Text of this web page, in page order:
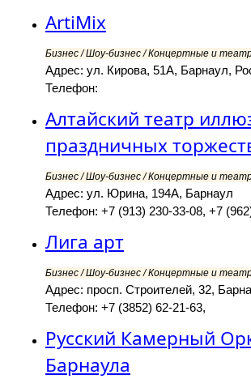
ArtiMix
Бизнес / Шоу-бизнес / Концертные и
Адрес: ул. Кирова, 51А, Барнаул,
Телефон:
Алтайский театр
праздничных
Бизнес / Шоу-бизнес / Концертные и
Адрес: ул. Юрина, 194А, Барнаул
Телефон: +7 (913) 230-33-08, +7
Лига арт
Бизнес / Шоу-бизнес / Концертные и
Адрес: просп. Строителей, 32,
Телефон: +7 (3852) 62-21-63,
Русский Камерный
Барнаула